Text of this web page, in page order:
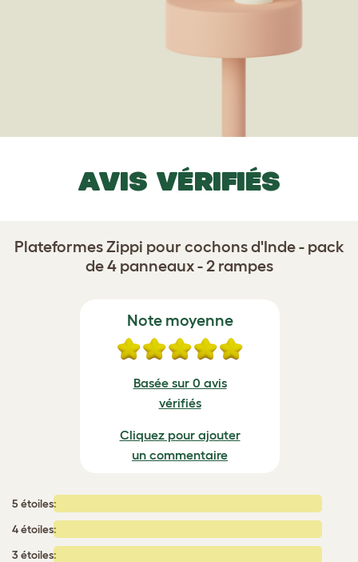
AVIS VÉRIFIÉS
Plateformes Zippi pour cochons d'Inde - pack
de 4 panneaux - 2 rampes
Note moyenne
Basée sur 0 avis
vérifiés
Cliquez pour ajouter
un commentaire
5 étoiles:
4 étoiles:
3 étoiles: